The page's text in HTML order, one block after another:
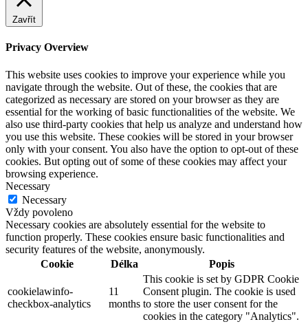
Zavřít
Privacy Overview
This website uses cookies to improve your experience while you
navigate through the website. Out of these, the cookies that are
categorized as necessary are stored on your browser as they are
essential for the working of basic functionalities of the website. We
also use third-party cookies that help us analyze and understand how
you use this website. These cookies will be stored in your browser
only with your consent. You also have the option to opt-out of these
cookies. But opting out of some of these cookies may affect your
browsing experience.
Necessary
Necessary
Vždy povoleno
Necessary cookies are absolutely essential for the website to
function properly. These cookies ensure basic functionalities and
security features of the website, anonymously.
Cookie
Délka Popis
cookielawinfo-
checkbox-analytics
11
months
This cookie is set by GDPR Cookie
Consent plugin. The cookie is used
to store the user consent for the
cookies in the category "Analytics".